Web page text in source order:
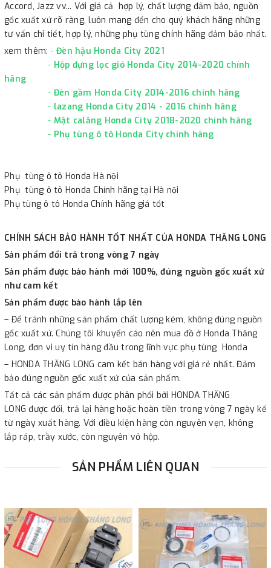
Accord, Jazz vv... Với giá cả hợp lý, chất lượng đảm bảo, nguồn
gốc xuất xứ rõ ràng, luôn mang đến cho quý khách hãng những
tư vấn chi tiết, hợp lý, những phụ tùng chính hãng đảm bảo nhất.
xem thêm: - Đèn hậu Honda City 2021
- Hộp đựng lọc gió Honda City 2014-2020 chính
hãng
- Đèn gầm Honda City 2014-2016 chính hãng
- lazang Honda City 2014 - 2016 chính hãng
- Mặt calăng Honda City 2018-2020 chính hãng
- Phụ tùng ô tô Honda City chính hãng
Phụ tùng ô tô Honda Hà nội
Phụ tùng ô tô Honda Chính hãng tại Hà nội
Phụ tùng ô tô Honda Chính hãng giá tốt
CHÍNH SÁCH BẢO HÀNH TỐT NHẤT CỦA HONDA THĂNG LONG
Sản phẩm đổi trả trong vòng 7 ngày
Sản phẩm được bảo hành mới 100%, đúng nguồn gốc xuất xứ
như cam kết
Sản phẩm được bảo hành lắp lên
– Để tránh những sản phẩm chất lượng kém, không đúng nguồn
gốc xuất xứ. Chúng tôi khuyến cáo nên mua đồ ở Honda Thăng
Long, đơn vi uy tín hàng đầu trong lĩnh vực phụ tùng Honda
– HONDA THĂNG LONG cam kết bán hàng với giá rẻ nhất. Đảm
bảo đúng nguồn gốc xuất xứ của sản phẩm.
Tất cả các sản phẩm được phân phối bởi HONDA THĂNG
LONG được đổi, trả lại hàng hoặc hoàn tiền trong vòng 7 ngày kể
từ ngày xuất hàng. Với điều kiện hàng còn nguyên vẹn, không
lắp ráp, trầy xước, còn nguyên vỏ hộp.
SẢN PHẨM LIÊN QUAN